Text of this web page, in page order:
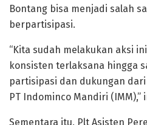
Bontang bisa menjadi salah
berpartisipasi.
“Kita sudah melakukan aksi
konsisten terlaksana hingga
partisipasi dan dukungan
PT Indominco Mandiri (IMM),”
Sementara itu, Plt Asisten